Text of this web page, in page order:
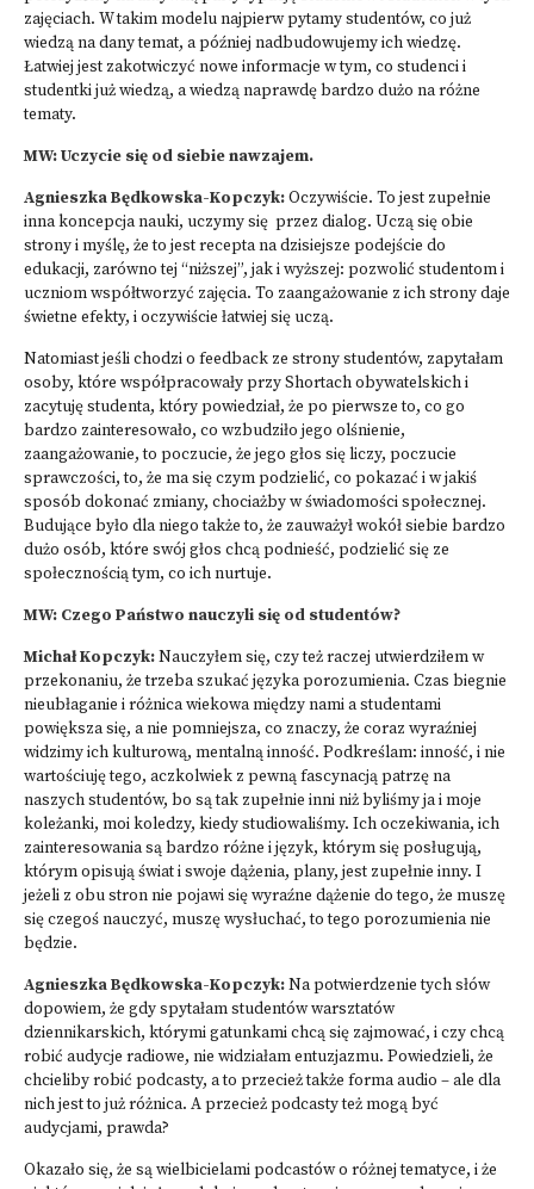
zajęciach. W takim modelu najpierw pytamy studentów, co już
wiedzą na dany temat, a później nadbudowujemy ich wiedzę.
Łatwiej jest zakotwiczyć nowe informacje w tym, co studenci i
studentki już wiedzą, a wiedzą naprawdę bardzo dużo na różne
tematy.
MW: Uczycie się od siebie nawzajem.
Agnieszka Będkowska-Kopczyk:Oczywiście. To jest zupełnie
inna koncepcja nauki, uczymy się przez dialog. Uczą się obie
strony i myślę, że to jest recepta na dzisiejsze podejście do
edukacji, zarówno tej “niższej”, jak i wyższej: pozwolić studentom i
uczniom współtworzyć zajęcia. To zaangażowanie z ich strony daje
świetne efekty, i oczywiście łatwiej się uczą.
Natomiast jeśli chodzi o feedback ze strony studentów, zapytałam
osoby, które współpracowały przy Shortach obywatelskich i
zacytuję studenta, który powiedział, że po pierwsze to, co go
bardzo zainteresowało, co wzbudziło jego olśnienie,
zaangażowanie, to poczucie, że jego głos się liczy, poczucie
sprawczości, to, że ma się czym podzielić, co pokazać i w jakiś
sposób dokonać zmiany, chociażby w świadomości społecznej.
Budujące było dla niego także to, że zauważył wokół siebie bardzo
dużo osób, które swój głos chcą podnieść, podzielić się ze
społecznością tym, co ich nurtuje.
MW: Czego Państwo nauczyli się od studentów?
Michał Kopczyk:Nauczyłem się, czy też raczej utwierdziłem w
przekonaniu, że trzeba szukać języka porozumienia. Czas biegnie
nieubłaganie i różnica wiekowa między nami a studentami
powiększa się, a nie pomniejsza, co znaczy, że coraz wyraźniej
widzimy ich kulturową, mentalną inność. Podkreślam: inność, i nie
wartościuję tego, aczkolwiek z pewną fascynacją patrzę na
naszych studentów, bo są tak zupełnie inni niż byliśmy ja i moje
koleżanki, moi koledzy, kiedy studiowaliśmy. Ich oczekiwania, ich
zainteresowania są bardzo różne i język, którym się posługują,
którym opisują świat i swoje dążenia, plany, jest zupełnie inny. I
jeżeli z obu stron nie pojawi się wyraźne dążenie do tego, że muszę
się czegoś nauczyć, muszę wysłuchać, to tego porozumienia nie
będzie.
Agnieszka Będkowska-Kopczyk:Na potwierdzenie tych słów
dopowiem, że gdy spytałam studentów warsztatów
dziennikarskich, którymi gatunkami chcą się zajmować, i czy chcą
robić audycje radiowe, nie widziałam entuzjazmu. Powiedzieli, że
chcieliby robić podcasty, a to przecież także forma audio – ale dla
nich jest to już różnica. A przecież podcasty też mogą być
audycjami, prawda?
Okazało się, że są wielbicielami podcastów o różnej tematyce, i że